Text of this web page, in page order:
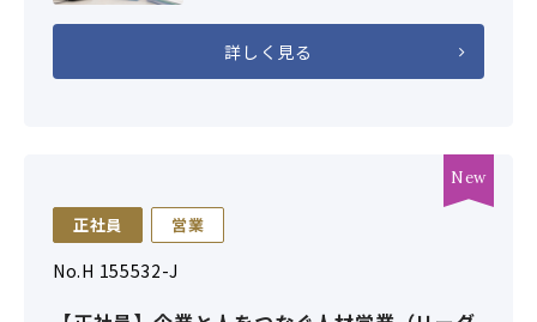
詳しく見る
正社員 営業
No.H 155532-J